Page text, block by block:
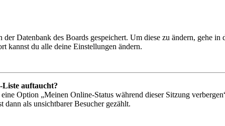
Datenbank des Boards gespeichert. Um diese zu ändern, gehe
kannst du alle deine Einstellungen ändern.
Liste auftaucht?
Option „Meinen Online-Status während dieser Sitzung
als unsichtbarer Besucher gezählt.